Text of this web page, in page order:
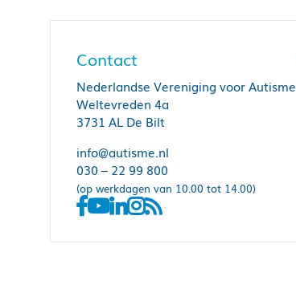
Contact
Nederlandse Vereniging voor Autisme
Weltevreden 4a
3731 AL De Bilt
info@autisme.nl
030 – 22 99 800
(op werkdagen van 10.00 tot 14.00)